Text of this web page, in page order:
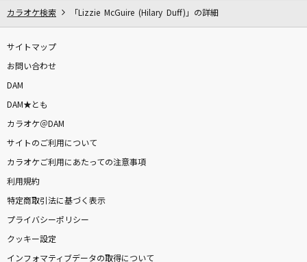
OH MY GOD
シーズ
[生音]横須賀ストーリー
山口百恵
二重唱
岩崎宏美(益田宏美)
のだ
大漠波新
カラオケ検索 「Lizzie McGuire (Hilary Duff)」の詳細
サイトマップ
お問い合わせ
DAM
DAM★とも
カラオケ＠DAM
サイトのご利用について
カラオケご利用にあたっての注意事項
利用規約
特定商取引法に基づく表示
プライバシーポリシー
クッキー設定
インフォマティブデータの取得について